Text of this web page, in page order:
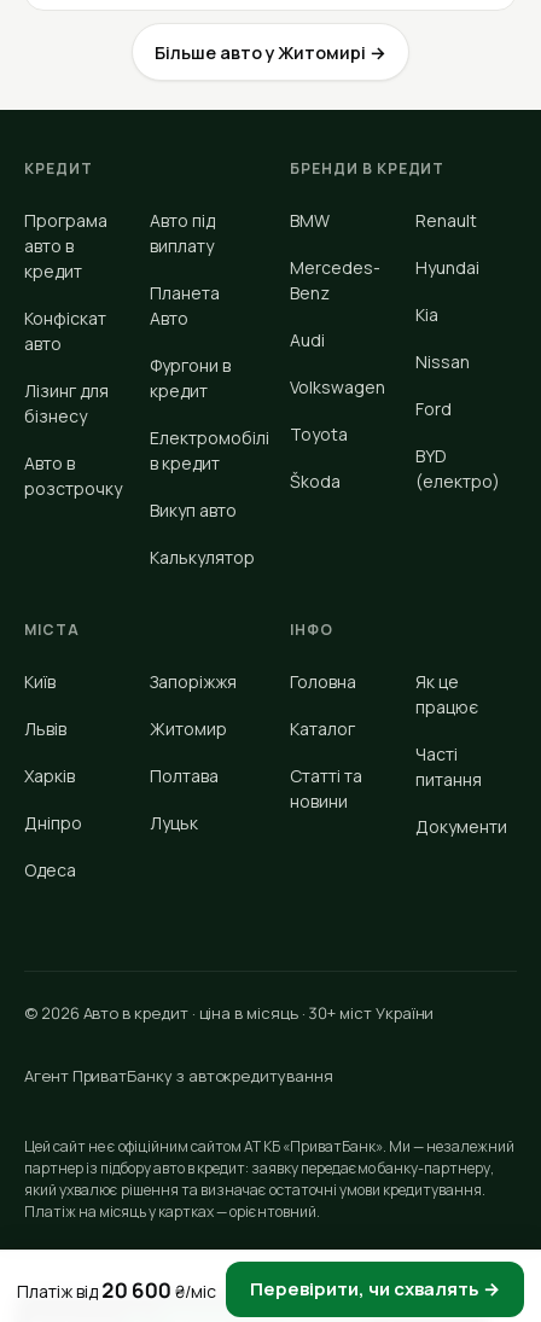
Більше авто у Житомирі →
Платіж від 20 600 ₴/міс Перевірити, чи схвалять →
КРЕДИТ
Програма
авто в
кредит
Конфіскат
авто
Лізинг для
бізнесу
Авто в
розстрочку
Авто під
виплату
Планета
Авто
Фургони в
кредит
Електромобілі
в кредит
Викуп авто
Калькулятор
БРЕНДИ В КРЕДИТ
BMW
Mercedes-
Benz
Audi
Volkswagen
Toyota
Škoda
Renault
Hyundai
Kia
Nissan
Ford
BYD
(електро)
МІСТА
Київ
Львів
Харків
Дніпро
Одеса
Запоріжжя
Житомир
Полтава
Луцьк
ІНФО
Головна
Каталог
Статті та
новини
Як це
працює
Часті
питання
Документи
© 2026 Авто в кредит · ціна в місяць · 30+ міст України
Агент ПриватБанку з автокредитування
Цей сайт не є офіційним сайтом АТ КБ «ПриватБанк». Ми — незалежний
партнер із підбору авто в кредит: заявку передаємо банку-партнеру,
який ухвалює рішення та визначає остаточні умови кредитування.
Платіж на місяць у картках — орієнтовний.